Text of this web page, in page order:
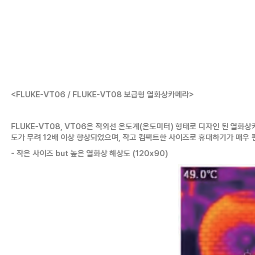
<FLUKE-VT06 / FLUKE-VT08 보급형 열화상카메라>
FLUKE-VT08, VT06은 적외선 온도계(온도미터) 형태로 디자인 된 열화
도가 무려 12배 이상 향상되었으며, 작고 컴팩트한 사이즈로 휴대하기가 매우
- 작은 사이즈 but 높은 열화상 해상도 (120x90)